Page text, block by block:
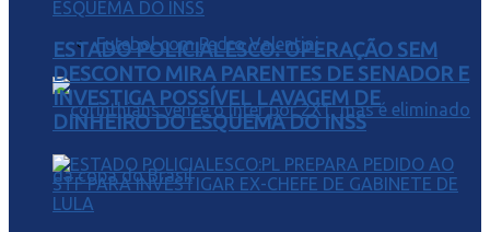
Futebol com Pedro Valentini
ESTADO POLICIALESCO: OPERAÇÃO SEM
DESCONTO MIRA PARENTES DE SENADOR E
INVESTIGA POSSÍVEL LAVAGEM DE
DINHEIRO DO ESQUEMA DO INSS